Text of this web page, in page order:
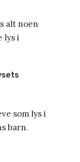
alt noen
lys i
som lys i
barn.